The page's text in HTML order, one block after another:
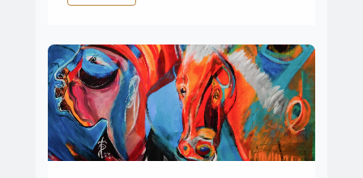
de taxas de juros mais altas, pressões
mais limitados?